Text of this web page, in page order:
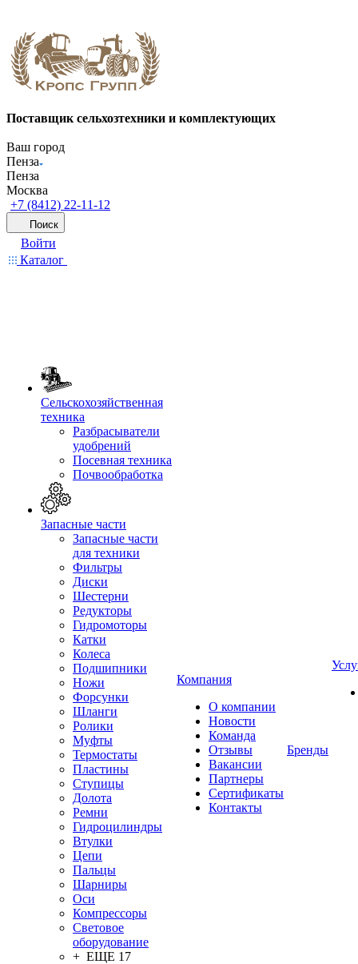
Поставщик сельхозтехники и комплектующих
Ваш город
Пенза
Пенза
Москва
+7 (8412) 22-11-12
Поиск
Войти
Каталог
Сельскохозяйственная
техника
Разбрасыватели
удобрений
Посевная техника
Почвообработка
Запасные части
Запасные части
для техники
Фильтры
Диски
Шестерни
Редукторы
Гидромоторы
Катки
Колеса
Подшипники
Ножи
Форсунки
Шланги
Ролики
Муфты
Термостаты
Пластины
Ступицы
Долота
Ремни
Гидроцилиндры
Втулки
Цепи
Пальцы
Шарниры
Оси
Компрессоры
Световое
оборудование
+ ЕЩЕ 17
Компания
О компании
Новости
Команда
Отзывы
Вакансии
Партнеры
Сертификаты
Контакты
Бренды